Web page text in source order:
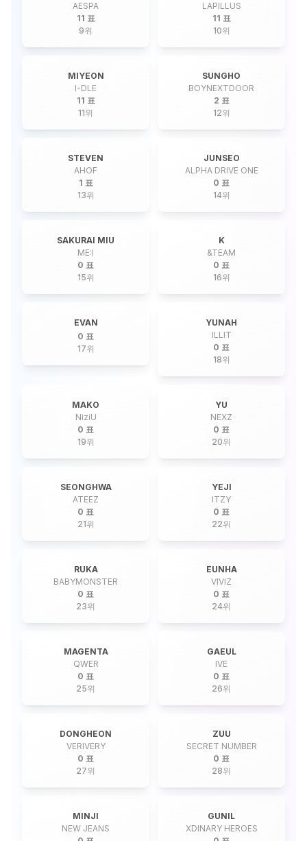
AESPA
11 표
9위
LAPILLUS
11 표
10위
MIYEON
I-DLE
11 표
11위
SUNGHO
BOYNEXTDOOR
2 표
12위
STEVEN
AHOF
1 표
13위
JUNSEO
ALPHA DRIVE ONE
0 표
14위
SAKURAI MIU
ME:I
0 표
15위
K
&TEAM
0 표
16위
EVAN
0 표
17위
YUNAH
ILLIT
0 표
18위
MAKO
NiziU
0 표
19위
YU
NEXZ
0 표
20위
SEONGHWA
ATEEZ
0 표
21위
YEJI
ITZY
0 표
22위
RUKA
BABYMONSTER
0 표
23위
EUNHA
VIVIZ
0 표
24위
MAGENTA
QWER
0 표
25위
GAEUL
IVE
0 표
26위
DONGHEON
VERIVERY
0 표
27위
ZUU
SECRET NUMBER
0 표
28위
MINJI
NEW JEANS
GUNIL
XDINARY HEROES